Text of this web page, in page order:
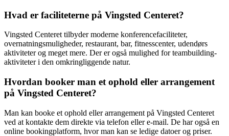
Hvad er faciliteterne på Vingsted Centeret?
Vingsted Centeret tilbyder moderne konferencefaciliteter,
overnatningsmuligheder, restaurant, bar, fitnesscenter, udendørs
aktiviteter og meget mere. Der er også mulighed for teambuilding-
aktiviteter i den omkringliggende natur.
Hvordan booker man et ophold eller arrangement
på Vingsted Centeret?
Man kan booke et ophold eller arrangement på Vingsted Centeret
ved at kontakte dem direkte via telefon eller e-mail. De har også en
online bookingplatform, hvor man kan se ledige datoer og priser.